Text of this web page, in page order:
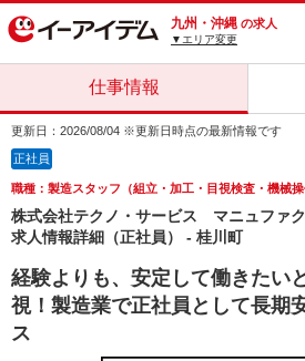
九州・沖縄 の求人
▼エリア変更
仕事情報
更新日：2026/08/04 ※更新日時点の最新情報です
正社員
職種：製造スタッフ（組立・加工・目視検査・機械操
株式会社テクノ・サービス マニュファ
求人情報詳細（正社員） - 桂川町
経験よりも、安定して働きたい
視！製造業で正社員として長期
ス